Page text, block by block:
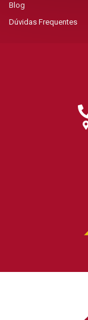
Blog
Dúvidas Frequentes